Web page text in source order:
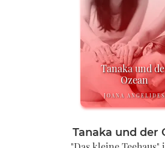
Tanaka und
Ozean
JOANA ANGELIDES
Tanaka und der